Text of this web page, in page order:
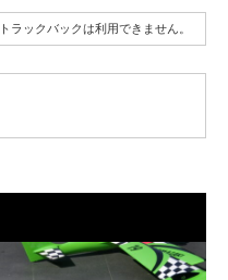
トラックバックは利用できません。